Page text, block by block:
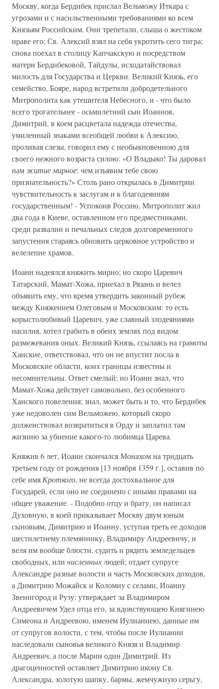
Москву, когда Бердибек прислал Вельможу Иткара с
угрозами и с насильственными требованиями ко всем
Князьям Российским. Они трепетали, слыша о жестоком
нраве его: Св. Алексий взял на себя укротить сего тигра;
снова поехал в столицу Капчакскую и посредством
матери Бердибековой, Тайдулы, исходатайствовал
милость для Государства и Церкви. Великий Князь, его
семейство, Бояре, народ встретили добродетельного
Митрополита как утешителя Небесного, и - что было
всего трогательнее - осьмилетний сын Иоаннов,
Димитрий, в коем расцветала надежда отечества,
умиленный знаками всеобщей любви к Алексию,
проливая слезы, говорил ему с необыкновенною для
своего нежного возраста силою: «О Владыко! Ты даровал
намжитие мирное: чем изъявим тебе свою
признательность?» Столь рано открылась в Димитрии
чувствительность к заслугам и к благодеяниям
государственным! - Успокоив Россию, Митрополит жил
два года в Киеве, оставленном его предместниками,
среди развалин и печальных следов долговременного
запустения стараясь обновить церковное устройство и
велелепие храмов.
Иоанн надеялся княжить мирно; но скоро Царевич
Татарский, Мамат-Хожа, приехал в Рязань и велел
объявить ему, что время утвердить законный рубеж
между Княжением Олеговым и Московским: то есть
корыстолюбивый Царевич, уже славный злодеяниями
насилия, хотел грабить в обеих землях под видом
размежевания оных. Великий Князь, ссылаясь на грамоты
Ханские, ответствовал, что он не впустит посла в
Московские области, коих границы известны и
несомнительны. Ответ смелый; но Иоанн знал, что
Мамат-Хожа действует самовольно, без особенного
Ханского повеления; знал, может быть и то, что Бердибек
уже недоволен сим Вельможею, который скоро
долженствовал возвратиться в Орду и заплатил там
жизнию за убиение какого-то любимца Царева.
Княжив 6 лет, Иоанн скончался Монахом на тридцать
третьем году от рождения [13 ноября 1359 г.], оставив по
себе имя Кроткого, не всегда достохвальное для
Государей, если оно не соединено с иными правами на
общее уважение. - Подобно отцу и брату, он написал
Духовную, в коей приказывает Москву двум юным
сыновьям, Димитрию и Иоанну, уступая треть ее доходов
шестилетнему племяннику, Владимиру Андреевичу, и
веля им вообще блюсти, судить и рядить земледельцев
свободных, или численныхлюдей; отдает супруге
Александре разные волости и часть Московских доходов,
а Димитрию Можайск и Коломну с селами, Иоанну
Звенигород и Рузу; утверждает за Владимиром
Андреевичем Удел отца его, за вдовствующею Княгинею
Симеона и Андреевою, именем Иулианиею, данные им
от супругов волости, с тем, чтобы после Иулиании
наследовали сыновья великого Князя и Владимир
Андреевич, а после Марии один Димитрий. Из
драгоценностей оставляет Димитрию икону Св.
Александра, золотую шапку, бармы, жемчужную серьгу,